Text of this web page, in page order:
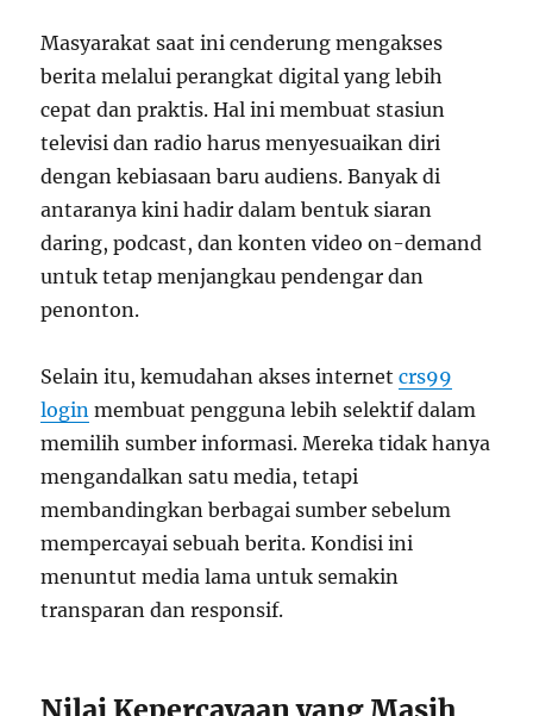
Masyarakat saat ini cenderung mengakses
berita melalui perangkat digital yang lebih
cepat dan praktis. Hal ini membuat stasiun
televisi dan radio harus menyesuaikan diri
dengan kebiasaan baru audiens. Banyak di
antaranya kini hadir dalam bentuk siaran
daring, podcast, dan konten video on-demand
untuk tetap menjangkau pendengar dan
penonton.
Selain itu, kemudahan akses internetcrs99
login membuat pengguna lebih selektif dalam
memilih sumber informasi. Mereka tidak hanya
mengandalkan satu media, tetapi
membandingkan berbagai sumber sebelum
mempercayai sebuah berita. Kondisi ini
menuntut media lama untuk semakin
transparan dan responsif.
Nilai Kepercayaan yang Masih